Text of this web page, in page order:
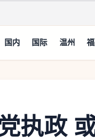
国内 国际 温州
执政